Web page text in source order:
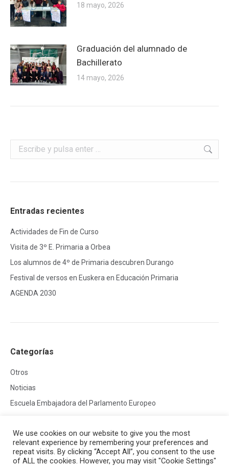
18 mayo, 2026
Graduación del alumnado de
Bachillerato
14 mayo, 2026
Buscar:
Entradas recientes
Actividades de Fin de Curso
Visita de 3º E. Primaria a Orbea
Los alumnos de 4º de Primaria descubren Durango
Festival de versos en Euskera en Educación Primaria
AGENDA 2030
Categorías
Otros
Noticias
Escuela Embajadora del Parlamento Europeo
We use cookies on our website to give you the most
relevant experience by remembering your preferences and
repeat visits. By clicking “Accept All”, you consent to the use
of ALL the cookies. However, you may visit "Cookie Settings"